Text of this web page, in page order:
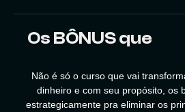
Os BÔNUS que
Não é só o curso que vai
dinheiro e com seu propósito, os
estrategicamente pra eliminar os